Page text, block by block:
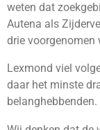
weten dat
Autena als
drie voorgenomen
Lexmond viel
daar het minste
belanghebbenden.